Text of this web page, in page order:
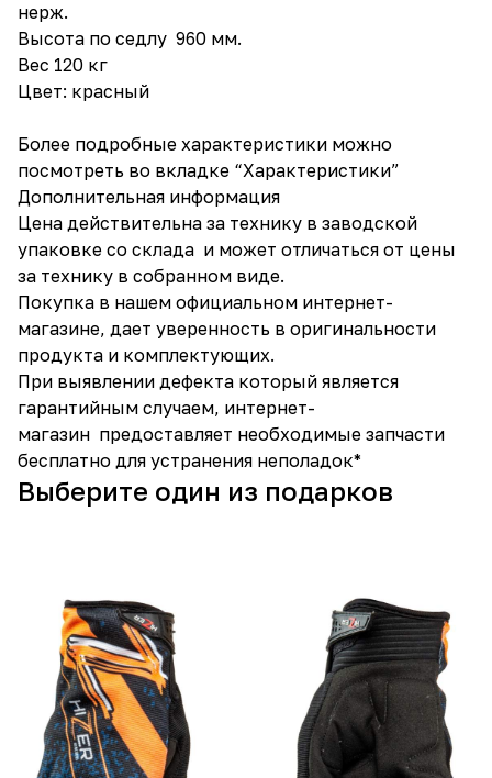
нерж.
Высота по седлу 960 мм.
Вес 120 кг
Цвет: красный
Более подробные характеристики можно
посмотреть во вкладке “Характеристики”
Дополнительная информация
Цена действительна за технику в заводской
упаковке со склада и может отличаться от цены
за технику в собранном виде.
Покупка в нашем официальном интернет-
магазине, дает уверенность в оригинальности
продукта и комплектующих.
При выявлении дефекта который является
гарантийным случаем, интернет-
магазин предоставляет необходимые запчасти
бесплатно для устранения неполадок*
Выберите один из подарков